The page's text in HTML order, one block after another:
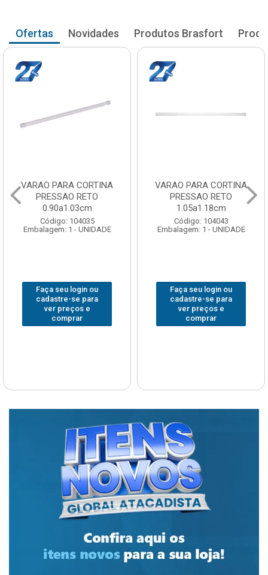
Ofertas Novidades Produtos Brasfort
VARAO PARA CORTINA
PRESSAO RETO
0.90a1.03cm
Código: 104035
Embalagem: 1 - UNIDADE
Faça seu login ou
cadastre-se para
ver preços e
comprar
VARAO PARA CORTINA
PRESSAO RETO
1.05a1.18cm
Código: 104043
Embalagem: 1 - UNIDADE
Faça seu login ou
cadastre-se para
ver preços e
comprar